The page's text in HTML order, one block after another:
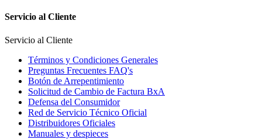
Servicio al Cliente
Servicio al Cliente
Términos y Condiciones Generales
Preguntas Frecuentes FAQ's
Botón de Arrepentimiento
Solicitud de Cambio de Factura BxA
Defensa del Consumidor
Red de Servicio Técnico Oficial
Distribuidores Oficiales
Manuales y despieces